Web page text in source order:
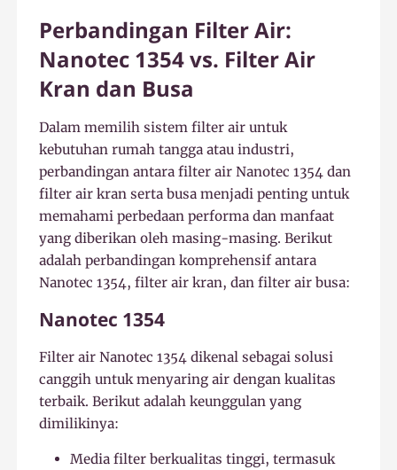
Perbandingan Filter Air:
Nanotec 1354 vs. Filter Air
Kran dan Busa
Dalam memilih sistem filter air untuk
kebutuhan rumah tangga atau industri,
perbandingan antara filter air Nanotec 1354 dan
filter air kran serta busa menjadi penting untuk
memahami perbedaan performa dan manfaat
yang diberikan oleh masing-masing. Berikut
adalah perbandingan komprehensif antara
Nanotec 1354, filter air kran, dan filter air busa:
Nanotec 1354
Filter air Nanotec 1354 dikenal sebagai solusi
canggih untuk menyaring air dengan kualitas
terbaik. Berikut adalah keunggulan yang
dimilikinya:
Media filter berkualitas tinggi, termasuk